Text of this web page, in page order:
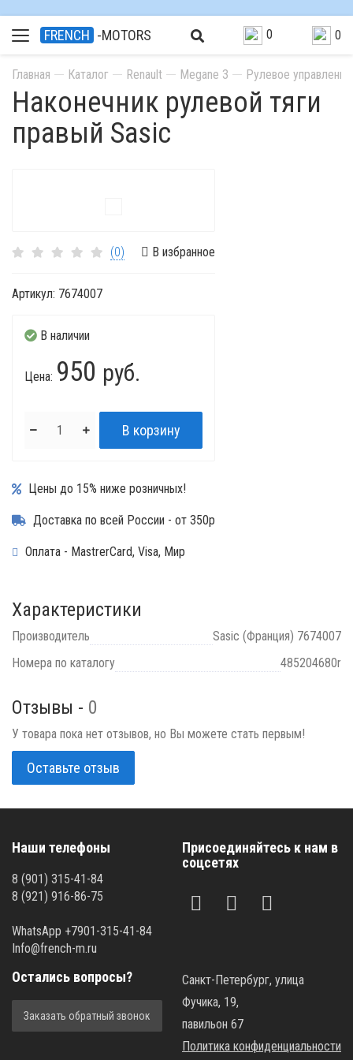
FRENCH -MOTORS 0 0
Главная Каталог Renault Megane 3 Рулевое управление
Наконечник рулевой тяги
правый Sasic
(0) В избранное
Артикул: 7674007
В наличии
Цена: 950 руб.
Цены до 15% ниже розничных!
Доставка по всей России - от 350р
Оплата - MastrerCard, Visa, Мир
Характеристики
Производитель
Sasic (Франция) 7674007
Номера по каталогу
485204680r
Отзывы - 0
У товара пока нет отзывов, но Вы можете стать первым!
Оставьте отзыв
Наши телефоны
8 (901) 315-41-84
8 (921) 916-86-75
WhatsApp +7901-315-41-84
Info@french-m.ru
Присоединяйтесь к нам в
соцсетях
Остались вопросы?
Заказать обратный звонок
Санкт-Петербург, улица
Фучика, 19,
павильон 67
Политика конфиденциальности